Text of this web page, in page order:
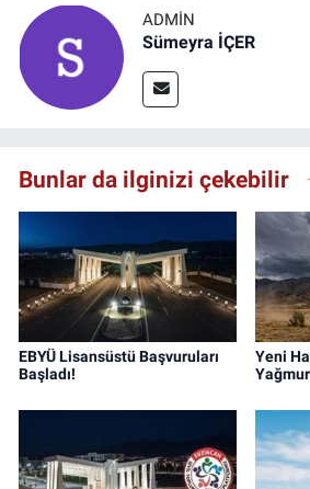
ADMIN
Sümeyra İÇER
Bunlar da ilginizi çekebilir
EBYÜ Lisansüstü Başvuruları
Başladı!
Yeni